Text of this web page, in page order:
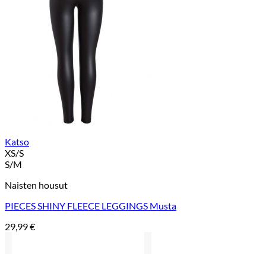
Katso
XS/S
S/M
Naisten housut
PIECES SHINY FLEECE LEGGINGS Musta
29,99€